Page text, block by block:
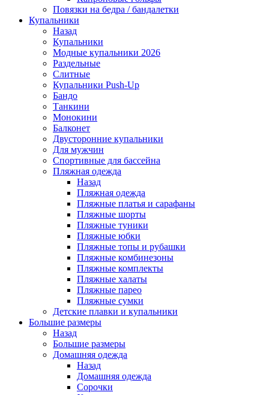
Повязки на бедра / бандалетки
Купальники
Назад
Купальники
Модные купальники 2026
Раздельные
Слитные
Купальники Push-Up
Бандо
Танкини
Монокини
Балконет
Двусторонние купальники
Для мужчин
Спортивные для бассейна
Пляжная одежда
Назад
Пляжная одежда
Пляжные платья и сарафаны
Пляжные шорты
Пляжные туники
Пляжные юбки
Пляжные топы и рубашки
Пляжные комбинезоны
Пляжные комплекты
Пляжные халаты
Пляжные парео
Пляжные сумки
Детские плавки и купальники
Большие размеры
Назад
Большие размеры
Домашняя одежда
Назад
Домашняя одежда
Сорочки